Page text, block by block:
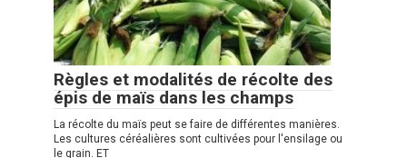
Règles et modalités de récolte des
épis de maïs dans les champs
La récolte du maïs peut se faire de différentes manières.
Les cultures céréalières sont cultivées pour l'ensilage ou
le grain. ET